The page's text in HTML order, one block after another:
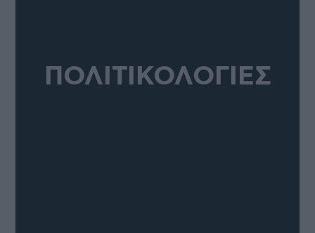
ΠΟΛΙΤΙΚΟΛΟΓΙΕΣ